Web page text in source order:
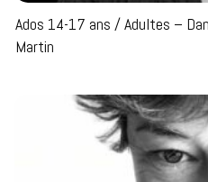
Ados 14-17 ans / Adultes –
Martin